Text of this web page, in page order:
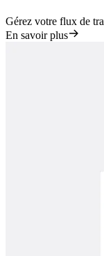
Gérez votre flux de
En savoir plus